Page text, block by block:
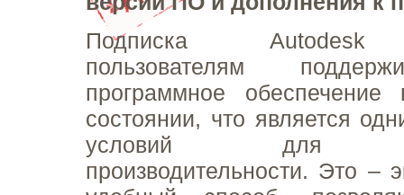
Подписка Autodesk
пользователям
программное обеспечение
состоянии, что является
условий для
производительности. Это –